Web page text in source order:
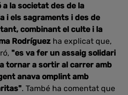
la societat des de la
i els sagraments i des de
combinant el culte i la
Rodríguez ha explicat que,
"es va fer un assaig solidari
tornar a sortir al carrer amb
anava omplint amb
. També ha comentat que